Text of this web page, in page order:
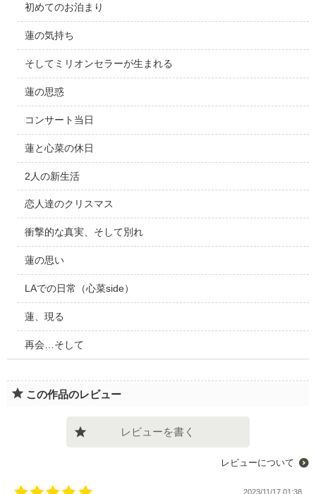
初めてのお泊まり
蓮の気持ち
そしてミリオンセラーが生まれる
蓮の思惑
コンサート当日
蓮と心菜の休日
2人の新生活
恋人達のクリスマス
衝撃的な真実、そして別れ
蓮の思い
LAでの日常（心菜side）
蓮、現る
再会…そして
この作品のレビュー
レビューを書く
レビューについて
2023/11/17 01:38